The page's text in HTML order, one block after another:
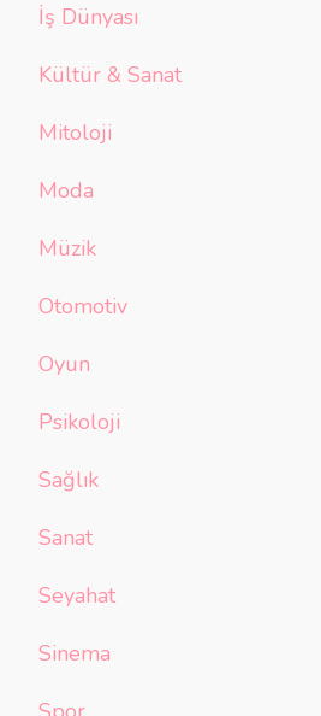
İş Dünyası
Kültür & Sanat
Mitoloji
Moda
Müzik
Otomotiv
Oyun
Psikoloji
Sağlık
Sanat
Seyahat
Sinema